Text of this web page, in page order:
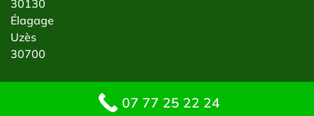
30130
Élagage
Uzès
30700
Mentions Légales SIREN : 877884494
07 77 25 22 24